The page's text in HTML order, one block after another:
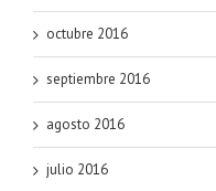
octubre 2016
septiembre 2016
agosto 2016
julio 2016